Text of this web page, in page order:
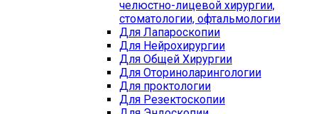
челюстно-лицевой хирургии,
стоматологии, офтальмологии
Для Лапароскопии
Для Нейрохирургии
Для Общей Хирургии
Для Оториноларингологии
Для проктологии
Для Резектоскопии